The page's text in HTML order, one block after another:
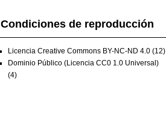
Condiciones de reproducción
Licencia Creative Commons BY-NC-ND 4.0 (12)
Dominio Público (Licencia CC0 1.0 Universal)
(4)